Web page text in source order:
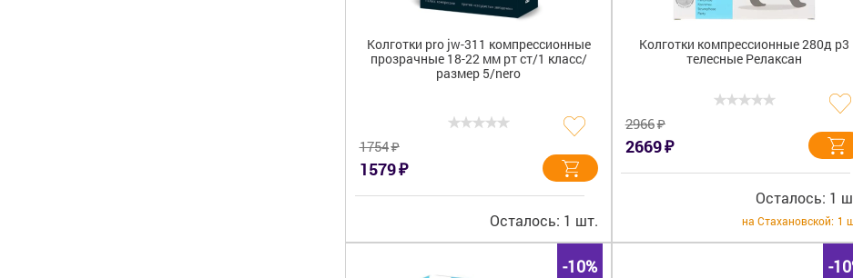
Колготки pro jw-311 компрессионные
прозрачные 18-22 мм рт ст/1 класс/
размер 5/nero
1754₽
1579₽
Осталось: 1 шт.
Колготки компрессионные 280д р3
телесные Релаксан
2966₽
2669₽
Осталось: 1
на Стахановской: 1
-10% -